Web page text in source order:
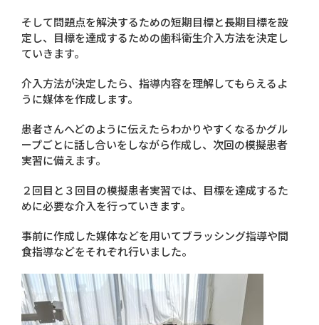
そして問題点を解決するための短期目標と長期目標を設
定し、目標を達成するための歯科衛生介入方法を決定し
ていきます。
介入方法が決定したら、指導内容を理解してもらえるよ
うに媒体を作成します。
患者さんへどのように伝えたらわかりやすくなるかグル
ープごとに話し合いをしながら作成し、次回の模擬患者
実習に備えます。
２回目と３回目の模擬患者実習では、目標を達成するた
めに必要な介入を行っていきます。
事前に作成した媒体などを用いてブラッシング指導や間
食指導などをそれぞれ行いました。